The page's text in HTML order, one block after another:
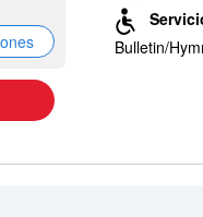
Bulletin/